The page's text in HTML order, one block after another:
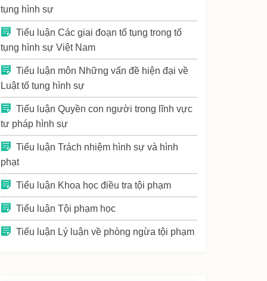
tụng hình sự
Tiểu luận Các giai đoạn tố tụng trong tố
tụng hình sự Việt Nam
Tiểu luận môn Những vấn đề hiện đại về
Luật tố tụng hình sự
Tiểu luận Quyền con người trong lĩnh vực
tư pháp hình sự
Tiểu luận Trách nhiệm hình sự và hình
phạt
Tiểu luận Khoa học điều tra tội phạm
Tiểu luận Tội phạm học
Tiểu luận Lý luận về phòng ngừa tội phạm